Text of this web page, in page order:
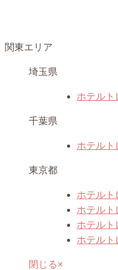
関東エリア
埼玉県
ホテルト
千葉県
ホテルト
東京都
ホテルト
ホテルト
ホテルト
ホテルト
閉じる×